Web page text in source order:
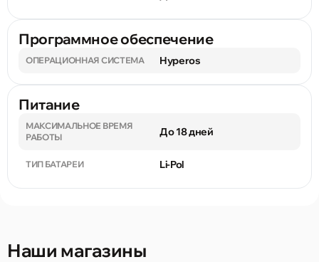
Программное обеспечение
ОПЕРАЦИОННАЯ СИСТЕМА Hyperos
Питание
МАКСИМАЛЬНОЕ ВРЕМЯ
РАБОТЫ
До 18 дней
ТИП БАТАРЕИ Li-Pol
Наши магазины